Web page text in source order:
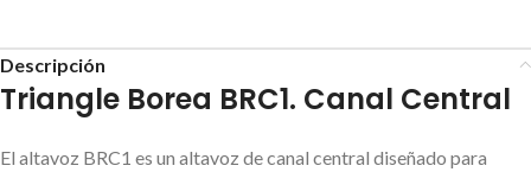
Descripción
Triangle Borea BRC1. Canal Central
El altavoz BRC1 es un altavoz de canal central diseñado para